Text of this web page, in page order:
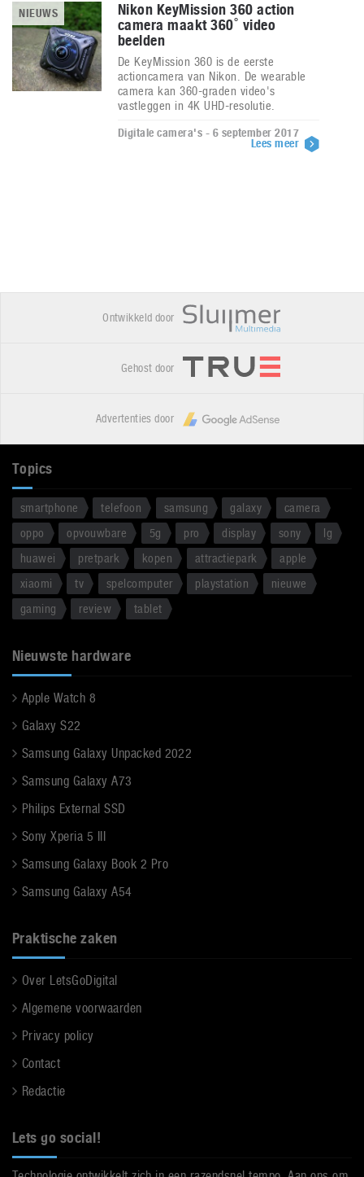
NIEUWS
Nikon KeyMission 360 action
camera maakt 360˚ video
beelden
De KeyMission 360 is de eerste
actioncamera van Nikon. De wearable
camera kan 360-graden video's
vastleggen in 4K UHD-resolutie.
Digitale camera's - 6 september 2017
Lees meer
Ontwikkeld door
Gehost door
Advertenties door
Topics
smartphone telefoon samsung galaxy
camera
oppo
opvouwbare 5g pro display sony
lg
huawei
pretpark kopen attractiepark
apple
xiaomi
tv spelcomputer playstation
nieuwe
gaming
review tablet
Nieuwste hardware
Apple Watch 8
Galaxy S22
Samsung Galaxy Unpacked 2022
Samsung Galaxy A73
Philips External SSD
Sony Xperia 5 III
Samsung Galaxy Book 2 Pro
Samsung Galaxy A54
Praktische zaken
Over LetsGoDigital
Algemene voorwaarden
Privacy policy
Contact
Redactie
Lets go social!